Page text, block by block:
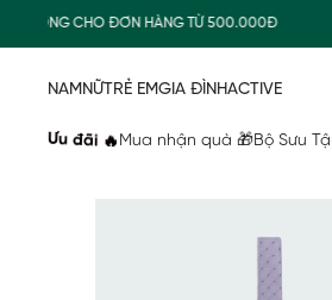
CHO ĐƠN HÀNG TỪ 500.000Đ
NAMNỮTRẺ EMGIA ĐÌNHACTIVE
Ưu đãi 🔥 Mua nhận quà 🎁Bộ Sưu